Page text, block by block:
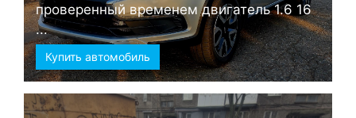
проверенный временем двигатель 1.6 16
...
Купить автомобиль